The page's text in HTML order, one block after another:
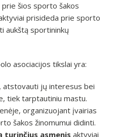
šios sporto šakos
prisideda prie sporto
aukštą sportininkų
asociacijos tikslai yra:
, atstovauti jų interesus bei
tiek tarptautiniu mastu.
organizuojant įvairias
šakos žinomumui didinti.
turinčius asmenis aktyviai